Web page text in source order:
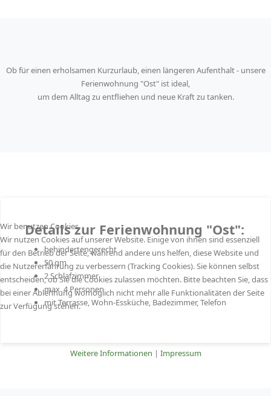
Ob für einen erholsamen Kurzurlaub, einen längeren Aufenthalt - unsere
Ferienwohnung "Ost" ist ideal,
um dem Alltag zu entfliehen und neue Kraft zu tanken.
Details zur Ferienwohnung "Ost":
behindertengerecht
50 qm
2 Schlafzimmer
max. 4 Personen
mit Terrasse, Wohn-Essküche, Badezimmer, Telefon
Wir benutzen Cookies
Wir nutzen Cookies auf unserer Website. Einige von ihnen sind essenziell
für den Betrieb der Seite, während andere uns helfen, diese Website und
die Nutzererfahrung zu verbessern (Tracking Cookies). Sie können selbst
entscheiden, ob Sie die Cookies zulassen möchten. Bitte beachten Sie, dass
bei einer Ablehnung womöglich nicht mehr alle Funktionalitäten der Seite
zur Verfügung stehen.
Weitere Informationen | Impressum